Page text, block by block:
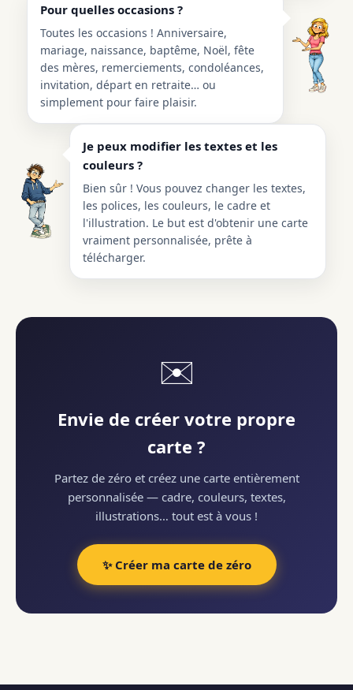
Pour quelles occasions ?
Toutes les occasions ! Anniversaire,
mariage, naissance, baptême, Noël, fête
des mères, remerciements, condoléances,
invitation, départ en retraite… ou
simplement pour faire plaisir.
Je peux modifier les textes et les
couleurs ?
Bien sûr ! Vous pouvez changer les textes,
les polices, les couleurs, le cadre et
l'illustration. Le but est d'obtenir une carte
vraiment personnalisée, prête à
télécharger.
✉️
Envie de créer votre propre
carte ?
Partez de zéro et créez une carte entièrement
personnalisée — cadre, couleurs, textes,
illustrations… tout est à vous !
✨ Créer ma carte de zéro